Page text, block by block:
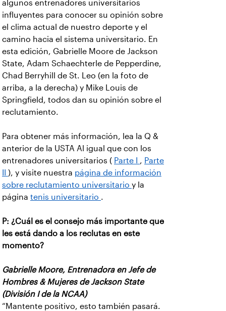
algunos entrenadores universitarios
influyentes para conocer su opinión sobre
el clima actual de nuestro deporte y el
camino hacia el sistema universitario. En
esta edición, Gabrielle Moore de Jackson
State, Adam Schaechterle de Pepperdine,
Chad Berryhill de St. Leo (en la foto de
arriba, a la derecha) y Mike Louis de
Springfield, todos dan su opinión sobre el
reclutamiento.
Para obtener más información, lea la Q &
anterior de la USTA Al igual que con los
entrenadores universitarios ( Parte I , Parte
), y visite nuestra página de información
sobre reclutamiento universitario y la
página tenis universitario .
P: ¿Cuál es el consejo más importante que
les está dando a los reclutas en este
momento?
Gabrielle Moore, Entrenadora en Jefe de
Hombres & Mujeres de Jackson State
(División I de la NCAA)
“Mantente positivo, esto también pasará.